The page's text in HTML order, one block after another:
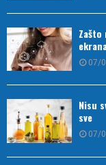
Zašto
07/
Nisu
sve
07/